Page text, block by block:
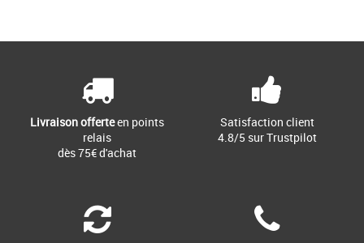
Livraison offerteen points
relais
dès 75€ d'achat
Satisfaction client
4.8/5 sur Trustpilot